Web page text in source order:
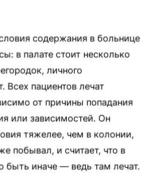
содержания в больнице
в палате стоит несколько
личного
Всех пациентов лечат
от причины попадания
или зависимостей. Он
тяжелее, чем в колонии,
побывал, и считает, что в
быть иначе — ведь там лечат.